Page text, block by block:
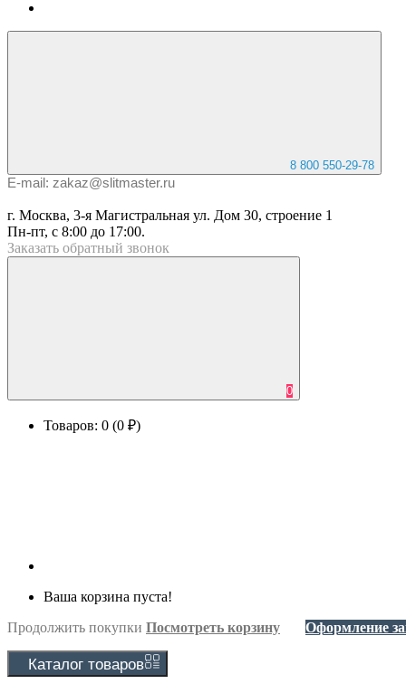
8 800 550-29-78
E-mail: zakaz@slitmaster.ru
г. Москва, 3-я Магистральная ул. Дом 30, строение 1
Пн-пт, с 8:00 до 17:00.
Заказать обратный звонок
0
Товаров: 0 (0 ₽)
Ваша корзина пуста!
Продолжить покупки Посмотреть корзину Оформление
Каталог товаров